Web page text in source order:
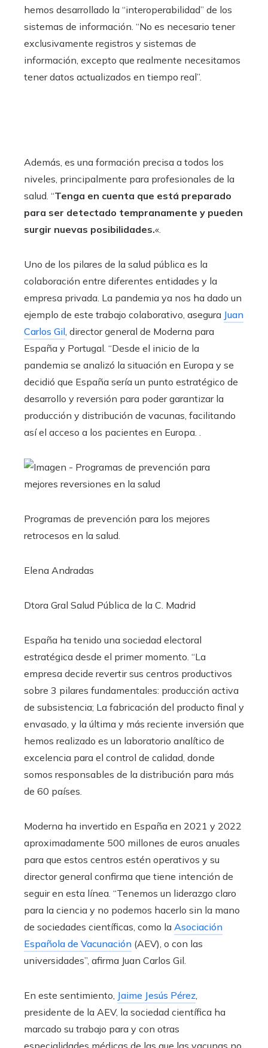
hemos desarrollado la “interoperabilidad” de los
sistemas de información. “No es necesario tener
exclusivamente registros y sistemas de
información, excepto que realmente necesitamos
tener datos actualizados en tiempo real”.
Además, es una formación precisa a todos los
niveles, principalmente para profesionales de la
salud. “Tenga en cuenta que está preparado
para ser detectado tempranamente y pueden
surgir nuevas posibilidades.«.
Uno de los pilares de la salud pública es la
colaboración entre diferentes entidades y la
empresa privada. La pandemia ya nos ha dado un
ejemplo de este trabajo colaborativo, asegura Juan
Carlos Gil, director general de Moderna para
España y Portugal. “Desde el inicio de la
pandemia se analizó la situación en Europa y se
decidió que España sería un punto estratégico de
desarrollo y reversión para poder garantizar la
producción y distribución de vacunas, facilitando
así el acceso a los pacientes en Europa. .
Programas de prevención para los mejores
retrocesos en la salud.
Elena Andradas
Dtora Gral Salud Pública de la C. Madrid
España ha tenido una sociedad electoral
estratégica desde el primer momento. “La
empresa decide revertir sus centros productivos
sobre 3 pilares fundamentales: producción activa
de subsistencia; La fabricación del producto final y
envasado, y la última y más reciente inversión que
hemos realizado es un laboratorio analítico de
excelencia para el control de calidad, donde
somos responsables de la distribución para más
de 60 países.
Moderna ha invertido en España en 2021 y 2022
aproximadamente 500 millones de euros anuales
para que estos centros estén operativos y su
director general confirma que tiene intención de
seguir en esta línea. “Tenemos un liderazgo claro
para la ciencia y no podemos hacerlo sin la mano
de sociedades científicas, como la Asociación
Española de Vacunación (AEV), o con las
universidades”, afirma Juan Carlos Gil.
En este sentimiento, Jaime Jesús Pérez,
presidente de la AEV, la sociedad científica ha
marcado su trabajo para y con otras